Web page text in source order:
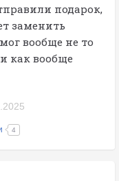
подарок,
заменить
вообще не то
как вообще
4